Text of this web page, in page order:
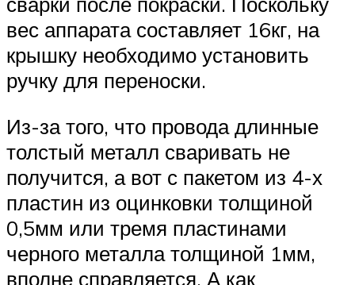
вес аппарата составляет 16кг, на
крышку необходимо установить
ручку для переноски.
Из-за того, что провода длинные
толстый металл сваривать не
получится, а вот с пакетом из 4-х
пластин из оцинковки толщиной
0,5мм или тремя пластинами
черного металла толщиной 1мм,
вполне справляется. А как